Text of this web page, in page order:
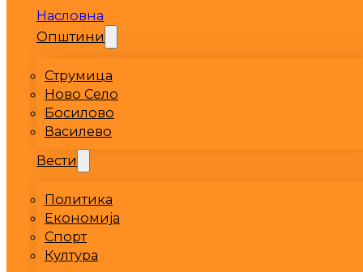
Насловна
Општини
Струмица
Ново Село
Босилово
Василево
Вести
Политика
Економија
Спорт
Култура